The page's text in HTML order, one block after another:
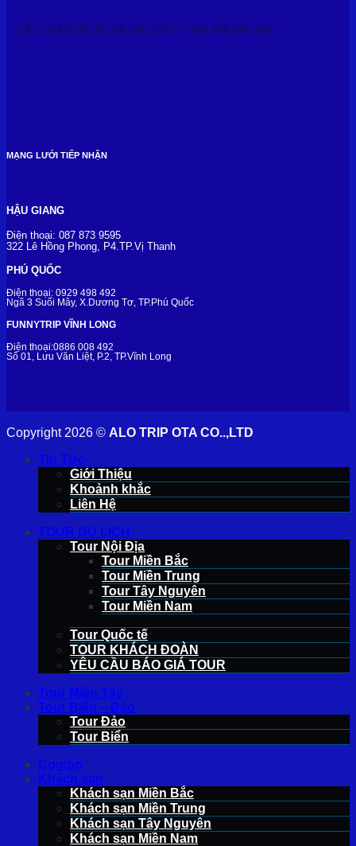
CÁC GIAO DỊCH ONLINE 24/7: (+84) 888 008 492
MẠNG LƯỚI TIẾP NHẬN
HẬU GIANG
Điện thoại: 087 873 9595
322 Lê Hồng Phong, P4.TP.Vị Thanh
PHÚ QUỐC
Điện thoại: 0929 498 492
Ngã 3 Suối Mây, X.Dương Tơ, TP.Phú Quốc
FUNNYTRIP VĨNH LONG
Điện thoại:0886 008 492
Số 01, Lưu Văn Liệt, P.2, TP.Vĩnh Long
Copyright 2026 © ALO TRIP OTA CO..,LTD
Tin Tức
Giới Thiệu
Khoảnh khắc
Liên Hệ
TOUR DU LỊCH
Tour Nội Địa
Tour Miền Bắc
Tour Miền Trung
Tour Tây Nguyên
Tour Miền Nam
Tour Quốc tế
TOUR KHÁCH ĐOÀN
YÊU CẦU BÁO GIÁ TOUR
Tour Miền Tây
Tour Biển – Đảo
Tour Đảo
Tour Biển
Combo
Khách sạn
Khách sạn Miền Bắc
Khách sạn Miền Trung
Khách sạn Tây Nguyên
Khách sạn Miền Nam